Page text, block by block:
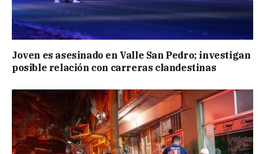
Joven es asesinado en Valle San Pedro; investigan
posible relación con carreras clandestinas